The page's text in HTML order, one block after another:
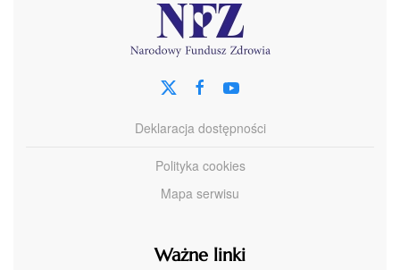
Deklaracja dostępności
Polityka cookies
Mapa serwisu
Ważne linki